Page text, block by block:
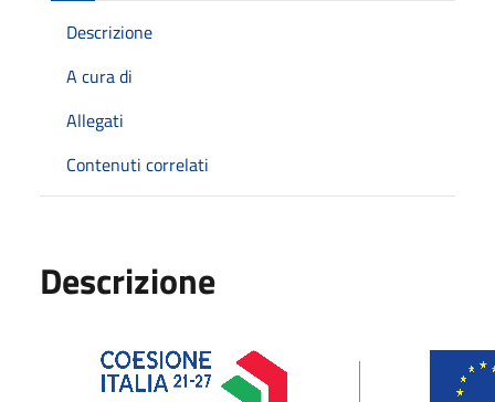
Descrizione
A cura di
Allegati
Contenuti correlati
Descrizione